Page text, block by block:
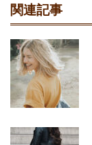
関連記事